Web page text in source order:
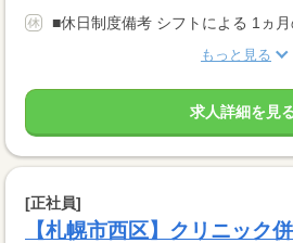
■休日制度備考 シフトによる 1ヵ月
もっと見る
求人詳細を見
[正社員]
【札幌市西区】クリニック